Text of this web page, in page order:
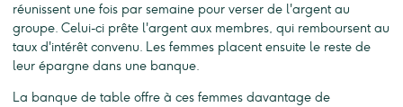
réunissent une fois par semaine pour verser de l'argent au
groupe. Celui-ci prête l'argent aux membres, qui remboursent au
taux d'intérêt convenu. Les femmes placent ensuite le reste de
leur épargne dans une banque.
La banque de table offre à ces femmes davantage de